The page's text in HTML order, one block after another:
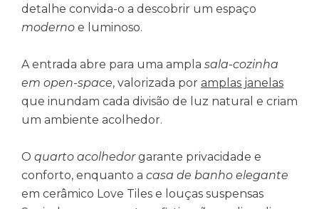
detalhe convida-o a descobrir um espaço
moderno e luminoso.
A entrada abre para uma ampla sala-cozinha
em open-space, valorizada por amplas janelas
que inundam cada divisão de luz natural e criam
um ambiente acolhedor.
O quarto acolhedorgarante privacidade e
conforto, enquanto a casa de banho elegante
em cerâmico Love Tiles e louças suspensas